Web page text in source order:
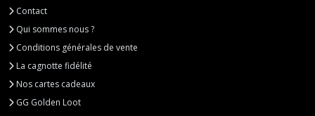
Contact
Qui sommes nous ?
Conditions générales de vente
La cagnotte fidélité
Nos cartes cadeaux
GG Golden Loot